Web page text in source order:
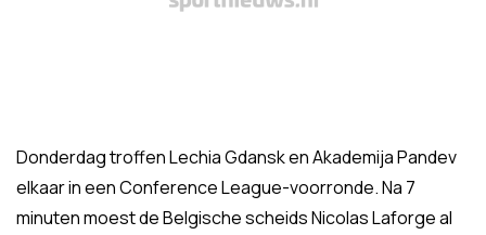
Donderdag troffen Lechia Gdansk en Akademija Pandev
elkaar in een Conference League-voorronde. Na 7
minuten moest de Belgische scheids Nicolas Laforge al